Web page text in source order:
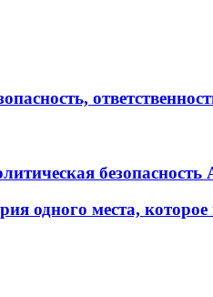
безопасность
одного места,